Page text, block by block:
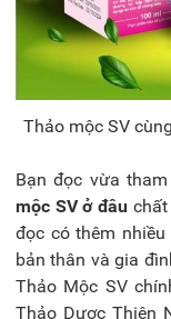
Thảo mộc SV
Bạn đọc vừa
mộc SV ở đâu
đọc có thêm
bản thân và gia
Thảo Mộc SV
Thảo Dược Thiên